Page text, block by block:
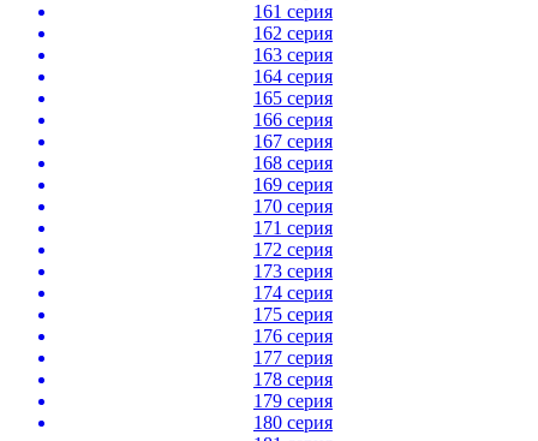
161 серия
162 серия
163 серия
164 серия
165 серия
166 серия
167 серия
168 серия
169 серия
170 серия
171 серия
172 серия
173 серия
174 серия
175 серия
176 серия
177 серия
178 серия
179 серия
180 серия